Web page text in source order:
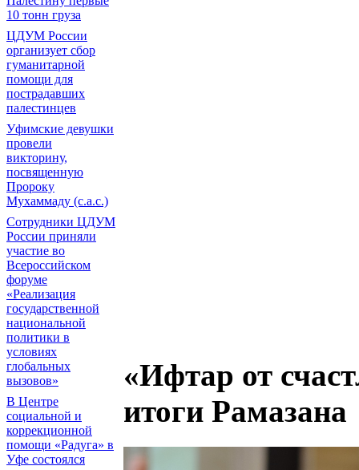
10 тонн груза
ЦДУМ России
организует сбор
гуманитарной
помощи для
пострадавших
палестинцев
Уфимские девушки
провели
викторину,
посвященную
Пророку
Мухаммаду (с.а.с.)
Сотрудники ЦДУМ
России приняли
участие во
Всероссийском
форуме
«Реализация
государственной
национальной
политики в
условиях
глобальных
вызовов»
В Центре
социальной и
коррекционной
помощи «Радуга» в
Уфе состоялся
«Ифтар от
итоги Рамазана